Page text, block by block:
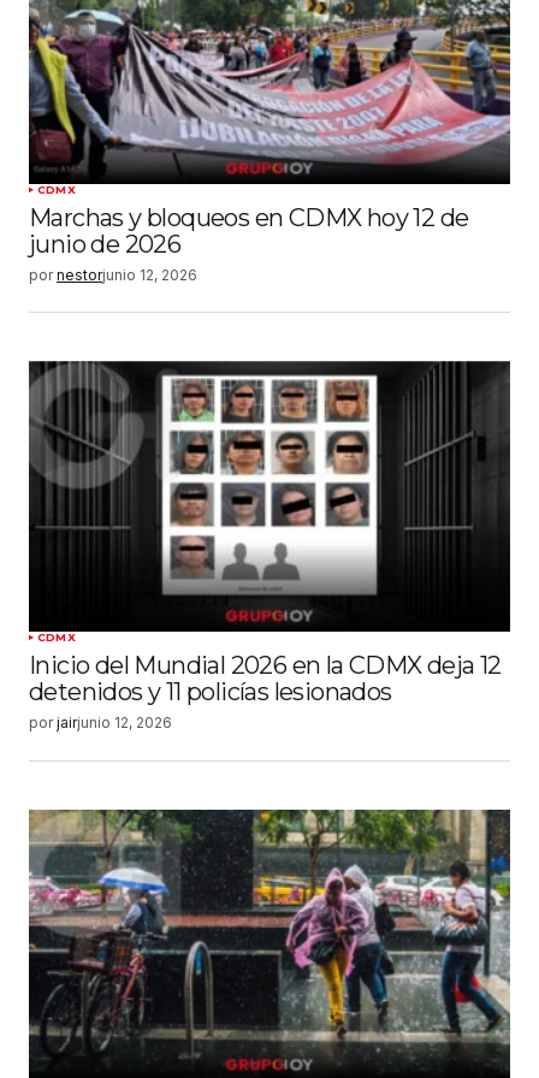
CDMX
Marchas y bloqueos en CDMX hoy 12 de
junio de 2026
por nestorjunio 12, 2026
CDMX
Inicio del Mundial 2026 en la CDMX deja 12
detenidos y 11 policías lesionados
por jairjunio 12, 2026